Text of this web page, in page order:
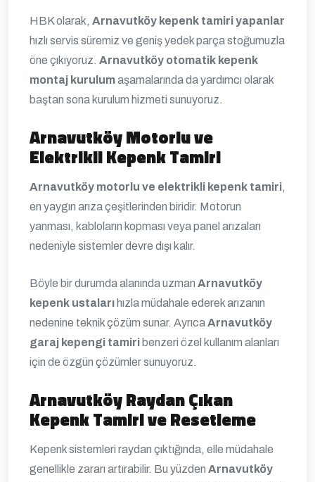
HBK olarak, Arnavutköy kepenk tamiri yapanlar
hızlı servis süremiz ve geniş yedek parça stoğumuzla
öne çıkıyoruz. Arnavutköy otomatik kepenk
montaj kurulumaşamalarında da yardımcı olarak
baştan sona kurulum hizmeti sunuyoruz.
Arnavutköy Motorlu ve
Elektrikli Kepenk Tamiri
Arnavutköy motorlu ve elektrikli kepenk tamiri,
en yaygın arıza çeşitlerinden biridir. Motorun
yanması, kabloların kopması veya panel arızaları
nedeniyle sistemler devre dışı kalır.
Böyle bir durumda alanında uzman Arnavutköy
kepenk ustaları hızla müdahale ederek arızanın
nedenine teknik çözüm sunar. AyrıcaArnavutköy
garaj kepengi tamiri benzeri özel kullanım alanları
için de özgün çözümler sunuyoruz.
Arnavutköy Raydan Çıkan
Kepenk Tamiri ve Resetleme
Kepenk sistemleri raydan çıktığında, elle müdahale
genellikle zararı artırabilir. Bu yüzden Arnavutköy